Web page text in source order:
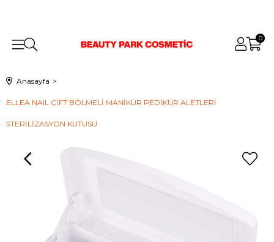
0
Anasayfa
ELLEA NAIL ÇİFT BÖLMELİ MANİKÜR PEDİKÜR ALETLERİ
STERİLİZASYON KUTUSU